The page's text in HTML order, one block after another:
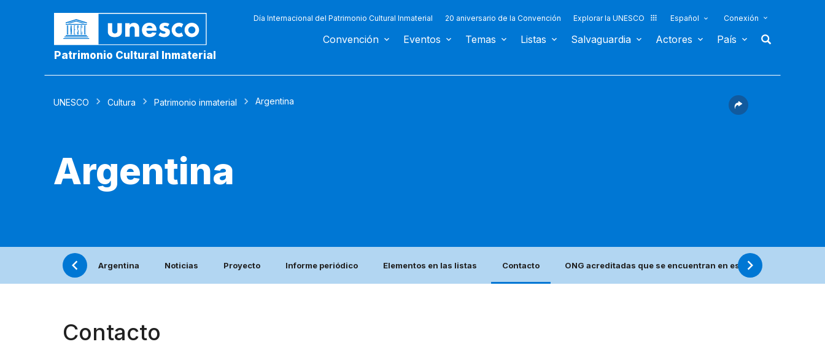
Patrimonio Cultural Inmaterial
Día Internacional del Patrimonio Cultural Inmaterial 20 aniversario de la Convención Explorar la UNESCO Español Conexión
Convención Eventos Temas Listas Salvaguardia Actores País
UNESCO Cultura Patrimonio inmaterial Argentina
Argentina
Argentina Noticias Proyecto Informe periódico Elementos en las listas Contacto ONG acreditadas que se encuentran en este país
Contacto